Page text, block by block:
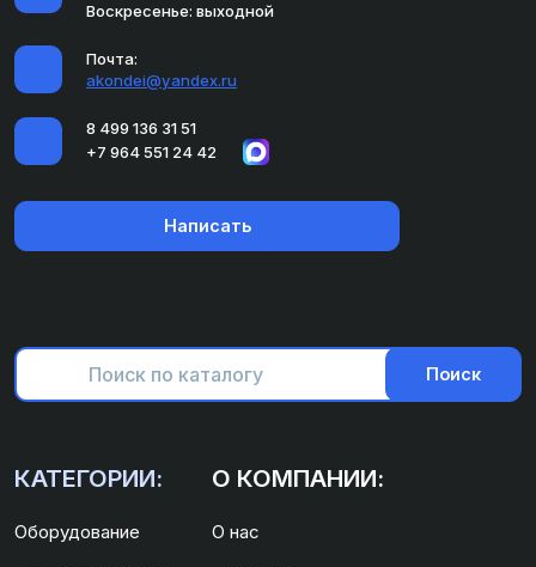
Воскресенье: выходной
Почта:
akondei@yandex.ru
8 499 136 31 51
+7 964 551 24 42
Написать
Поиск
КАТЕГОРИИ:
Оборудование
О КОМПАНИИ:
О нас